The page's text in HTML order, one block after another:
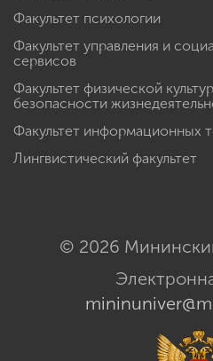
Факультет психологии
Факультет управления и
сервисов
Факультет физической
безопасности
Факультет информационных
Лингвистический факультет
© 2026